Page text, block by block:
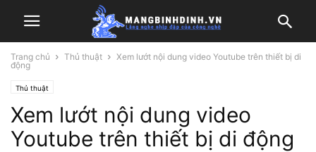
Trang chủ Thủ thuật
Xem lướt nội dung video Youtube trên thiết bị di
động
Thủ thuật
Xem lướt nội dung video
Youtube trên thiết bị di động